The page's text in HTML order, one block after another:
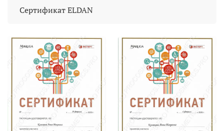
Сертификат ELDAN